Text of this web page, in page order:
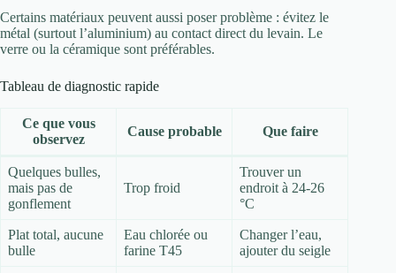
Certains matériaux peuvent aussi poser problème : évitez le
métal (surtout l’aluminium) au contact direct du levain. Le
verre ou la céramique sont préférables.
Tableau de diagnostic rapide
Ce que vous
observez
Cause probable Que faire
Quelques bulles,
mais pas de
gonflement
Trop froid
Trouver un
endroit à 24-26
°C
Plat total, aucune
bulle
Eau chlorée ou
farine T45
Changer l’eau,
ajouter du seigle